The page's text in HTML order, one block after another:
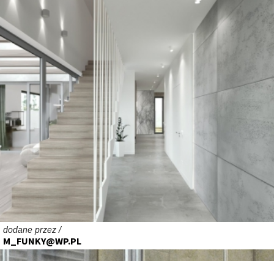
dodane przez /
M_FUNKY@WP.PL